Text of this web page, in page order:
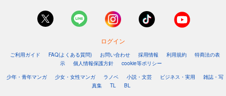
ログイン
ご利用ガイド FAQ(よくある質問) お問い合わせ 採用情報 利用規約
特商法の表
示
個人情報保護方針
cookie等ポリシー
少年・青年マンガ
少女・女性マンガ ラノベ 小説・文芸 ビジネス・実用
雑誌・写
真集
TL BL